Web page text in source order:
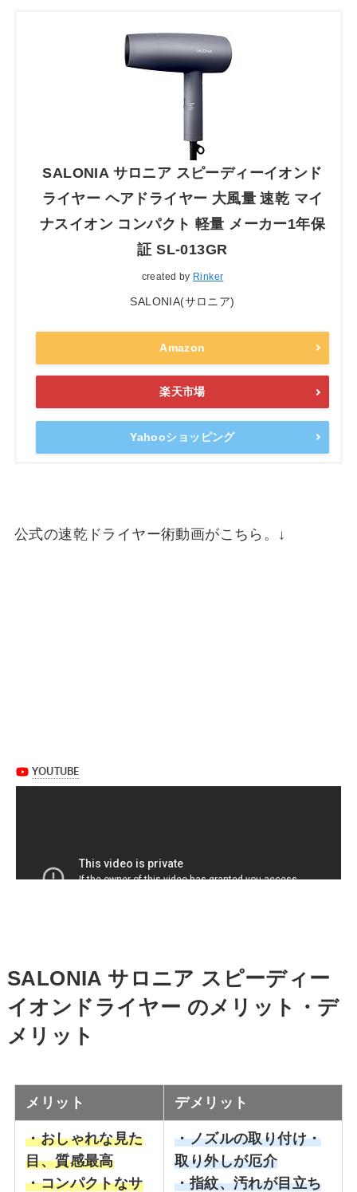
SALONIA サロニア スピーディーイオンド
ライヤー ヘアドライヤー 大風量 速乾 マイ
ナスイオン コンパクト 軽量 メーカー1年保
証 SL-013GR
created by Rinker
SALONIA(サロニア)
Amazon
楽天市場
Yahooショッピング
公式の速乾ドライヤー術動画がこちら。↓
SALONIA サロニア スピーディー
イオンドライヤー のメリット・デ
メリット
メリット デメリット
・おしゃれな見た
目、質感最高
・コンパクトなサ
・ノズルの取り付け・
取り外しが厄介
・指紋、汚れが目立ち